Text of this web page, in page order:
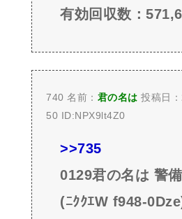
有効回収数：
740 名前： 君の名は 投稿日
50 ID:NPX9lt4Z0
>>735
0129君の名は 警
(ﾆｸｸｴW f948-